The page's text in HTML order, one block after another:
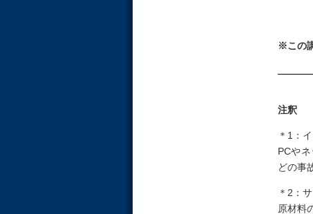
※この
注釈
＊1：
PCや
どの事
＊2：
原材料